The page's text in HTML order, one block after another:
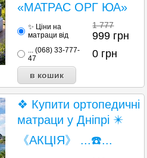
«МАТРАС ОРГ ЮА»
✨ Ціни на
матраци від
1 777
999 грн
... (068) 33-777-
47
0 грн
❖ Купити ортопедичні
матраци у Дніпрі ✴️
《АКЦІЯ》 ...☎️...